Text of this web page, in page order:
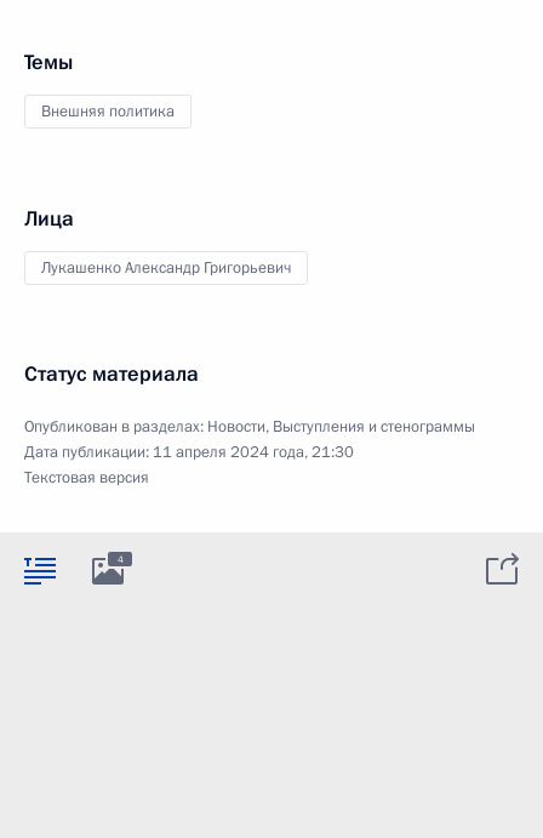
Темы
Внешняя политика
Лица
Лукашенко Александр Григорьевич
Статус материала
Опубликован в разделах: Новости, Выступления и стенограммы
Дата публикации: 11 апреля 2024 года, 21:30
Текстовая версия
4